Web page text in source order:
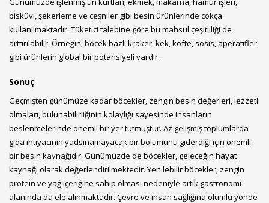
bisküvi, şekerleme ve çeşniler gibi besin ürünlerinde çokça
kullanılmaktadır. Tüketici talebine göre bu mahsul çeşitliliği de
arttırılabilir. Örneğin; böcek bazlı kraker, kek, köfte, sosis, aperatifler
gibi ürünlerin global bir potansiyeli vardır.
Sonuç
Geçmişten günümüze kadar böcekler, zengin besin değerleri, lezzetli
olmaları, bulunabilirliğinin kolaylığı sayesinde insanların
beslenmelerinde önemli bir yer tutmuştur. Az gelişmiş toplumlarda
gıda ihtiyacının yadsınamayacak bir bölümünü giderdiği için önemli
bir besin kaynağıdır. Günümüzde de böcekler, geleceğin hayat
kaynağı olarak değerlendirilmektedir. Yenilebilir böcekler; zengin
protein ve yağ içeriğine sahip olması nedeniyle artık gastronomi
alanında da ele alınmaktadır. Çevre ve insan sağlığına olumlu yönde